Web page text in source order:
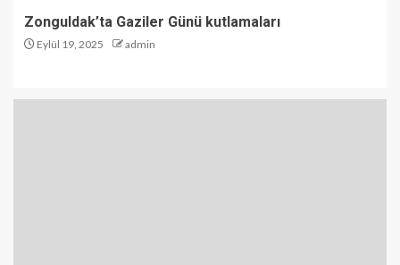
Zonguldak’ta Gaziler Günü kutlamaları
Eylül 19, 2025 admin